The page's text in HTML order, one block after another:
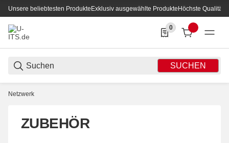
Unsere beliebtesten ProdukteExklusiv ausgewählte ProdukteHöchste Qualität
SUCHEN
0
0 Produkte in der
Netzwerk
ZUBEHÖR